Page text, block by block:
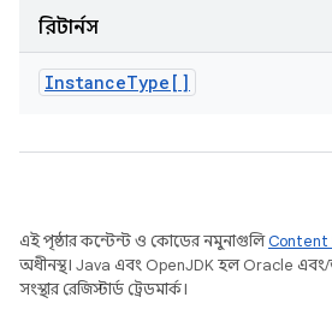
রিটার্নস
InstanceType[]
এই পৃষ্ঠার কন্টেন্ট ও কোডের নমুনাগুলিContent
অধীনস্থ। Java এবং OpenJDK হল Oracle
সংস্থার রেজিস্টার্ড ট্রেডমার্ক।